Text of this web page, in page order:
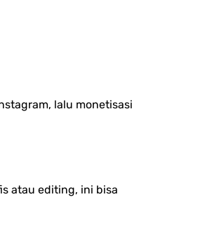
lalu monetisasi
atau editing, ini bisa